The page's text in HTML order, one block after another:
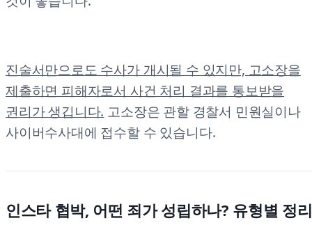
진술서만으로도 수사가 개시될 수 있지만, 고소장을
제출하면 피해자로서 사건 처리 결과를 통보받을
권리가 생깁니다. 고소장은 관할 경찰서 민원실이나
사이버수사대에 접수할 수 있습니다.
인스타 협박, 어떤 죄가 성립하나? 유형별 정리